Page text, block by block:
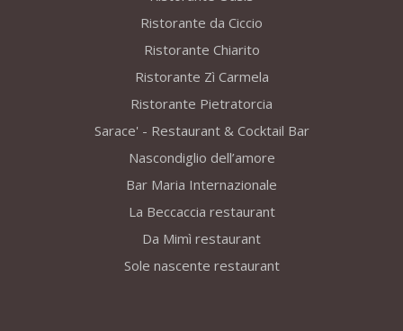
Ristorante da Ciccio
Ristorante Chiarito
Ristorante Zì Carmela
Ristorante Pietratorcia
Sarace' - Restaurant & Cocktail Bar
Nascondiglio dell’amore
Bar Maria Internazionale
La Beccaccia restaurant
Da Mimì restaurant
Sole nascente restaurant